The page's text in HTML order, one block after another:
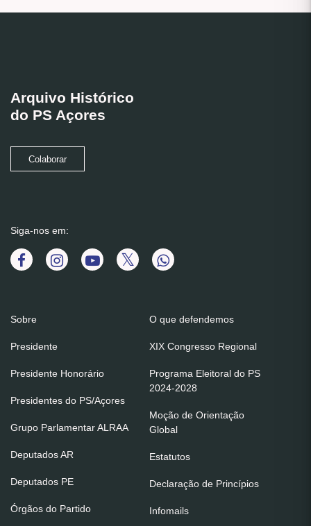
Arquivo Histórico
do PS Açores
Colaborar
Siga-nos em:
Sobre
Presidente
Presidente Honorário
Presidentes do PS/Açores
Grupo Parlamentar ALRAA
Deputados AR
Deputados PE
Órgãos do Partido
O que defendemos
XIX Congresso Regional
Programa Eleitoral do PS
2024-2028
Moção de Orientação
Global
Estatutos
Declaração de Princípios
Infomails